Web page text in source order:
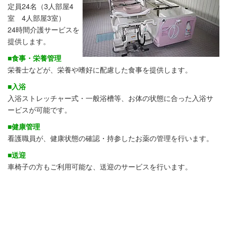
定員24名（3人部屋4
室 4人部屋3室）
24時間介護サービスを
提供します。
■食事・栄養管理
栄養士などが、栄養や嗜好に配慮した食事を提供します。
■入浴
入浴ストレッチャー式・一般浴槽等、お体の状態に合った入浴サ
ービスが可能です。
■健康管理
看護職員が、健康状態の確認・持参したお薬の管理を行います。
■送迎
車椅子の方もご利用可能な、送迎のサービスを行います。